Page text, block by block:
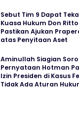
Sebut Tim 9 Dapat
Kuasa Hukum Don Ritto
Pastikan Ajukan
atas Penyitaan Aset
Aminullah Siagian
Pernyataan Hotman
Izin Presiden di Kasus
Tidak Ada Aturan